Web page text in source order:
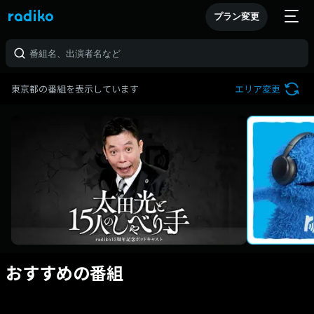
プラン変更
東京都の番組を表示しています エリア変更
おすすめの番組